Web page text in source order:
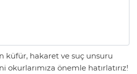
küfür, hakaret ve suç unsuru
önemle hatırlatırız!